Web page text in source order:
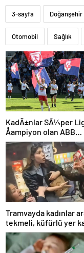
3-sayfa Doğanşehir
Otomobil Sağlık
KadÄ±nlar SÃ¼per
Åampiyon olan ABB
Fomget’ten
gÃ¶nderme
Tramvayda kadınlar
tekmeli, küfürlü yer